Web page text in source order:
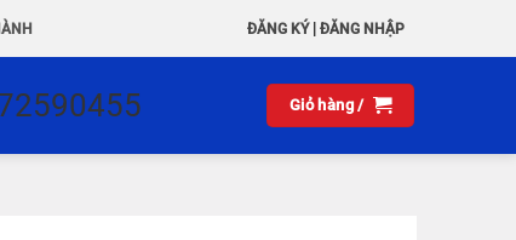
ĐĂNG KÝ| ĐĂNG NHẬP
Giỏ hàng /